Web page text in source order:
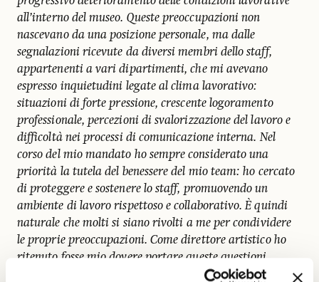
all’interno del museo. Queste preoccupazioni non
nascevano da una posizione personale, ma dalle
segnalazioni ricevute da diversi membri dello staff,
appartenenti a vari dipartimenti, che mi avevano
espresso inquietudini legate al clima lavorativo:
situazioni di forte pressione, crescente logoramento
professionale, percezioni di svalorizzazione del lavoro e
difficoltà nei processi di comunicazione interna. Nel
corso del mio mandato ho sempre considerato una
priorità la tutela del benessere del mio team: ho cercato
di proteggere e sostenere lo staff, promuovendo un
ambiente di lavoro rispettoso e collaborativo. È quindi
naturale che molti si siano rivolti a me per condividere
le proprie preoccupazioni. Come direttore artistico ho
ritenuto fosse mio dovere portare queste questioni
all’attenzione della governance, affinché potessero essere